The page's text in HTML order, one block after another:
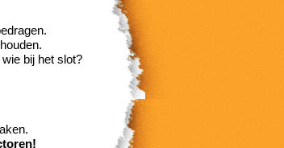
bij het slot?